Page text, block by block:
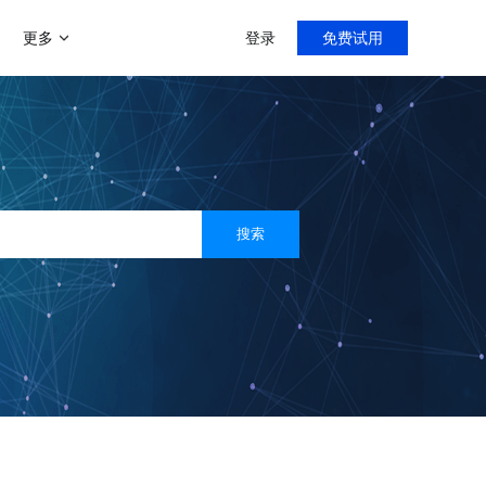
更多 登录 免费试用
门店分销模式
导购分销，线上线下双线引流
打造类似京东、天猫等多平台入
驻平台
社交新零售
值服务
商家运营解决方案
营助力陪跑0-1
满小程序
店小程序拓客利器
直播系统
专注门店团队直播
微聊客服系统
智能微信客服系统
社区团购系统
快速部署社区团购
帮助中心
新手指导，入门教程
搜索